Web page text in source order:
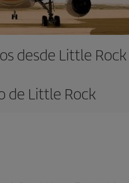
desde Little Rock
de Little Rock